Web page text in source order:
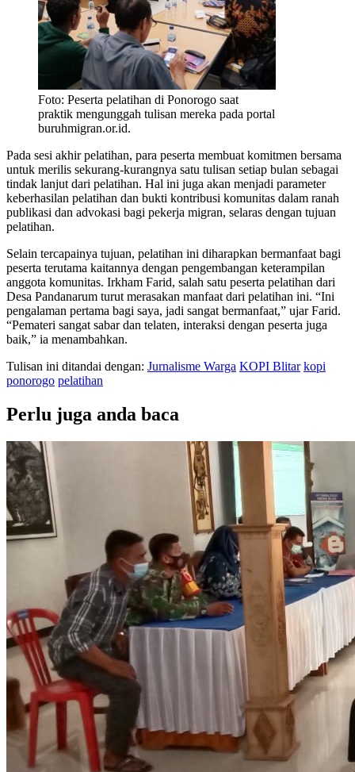
Foto: Peserta pelatihan di Ponorogo saat
praktik mengunggah tulisan mereka pada portal
buruhmigran.or.id.
Pada sesi akhir pelatihan, para peserta membuat komitmen bersama
untuk merilis sekurang-kurangnya satu tulisan setiap bulan sebagai
tindak lanjut dari pelatihan. Hal ini juga akan menjadi parameter
keberhasilan pelatihan dan bukti kontribusi komunitas dalam ranah
publikasi dan advokasi bagi pekerja migran, selaras dengan tujuan
pelatihan.
Selain tercapainya tujuan, pelatihan ini diharapkan bermanfaat bagi
peserta terutama kaitannya dengan pengembangan keterampilan
anggota komunitas. Irkham Farid, salah satu peserta pelatihan dari
Desa Pandanarum turut merasakan manfaat dari pelatihan ini. “Ini
pengalaman pertama bagi saya, jadi sangat bermanfaat,” ujar Farid.
“Pemateri sangat sabar dan telaten, interaksi dengan peserta juga
baik,” ia menambahkan.
Tulisan ini ditandai dengan: Jurnalisme Warga KOPI Blitar kopi
ponorogo pelatihan
Perlu juga anda baca